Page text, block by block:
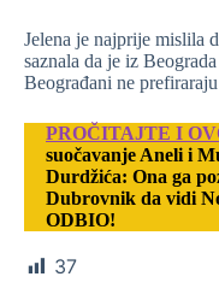
Jelena je najprije mislila
saznala da je iz
Beograđani ne
PROČITAJTE I
suočavanje Aneli i
Durdžića: Ona ga
Dubrovnik da vidi
ODBIO!
37